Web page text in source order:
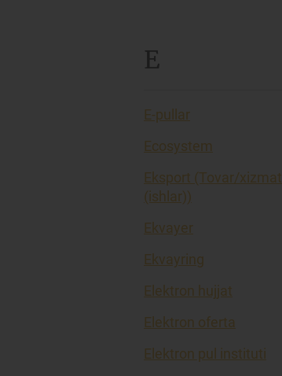
E
E-pullar
Ecosystem
Eksport (Tovar/xizmat
(ishlar))
Ekvayer
Ekvayring
Elektron hujjat
Elektron oferta
Elektron pul instituti